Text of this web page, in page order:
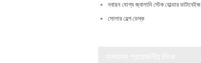
নবায়ন যোগ্য জ্বালানি স্টেক হোল্ডার ডাটাবেইজ
সোলার হেল্প ডেস্ক